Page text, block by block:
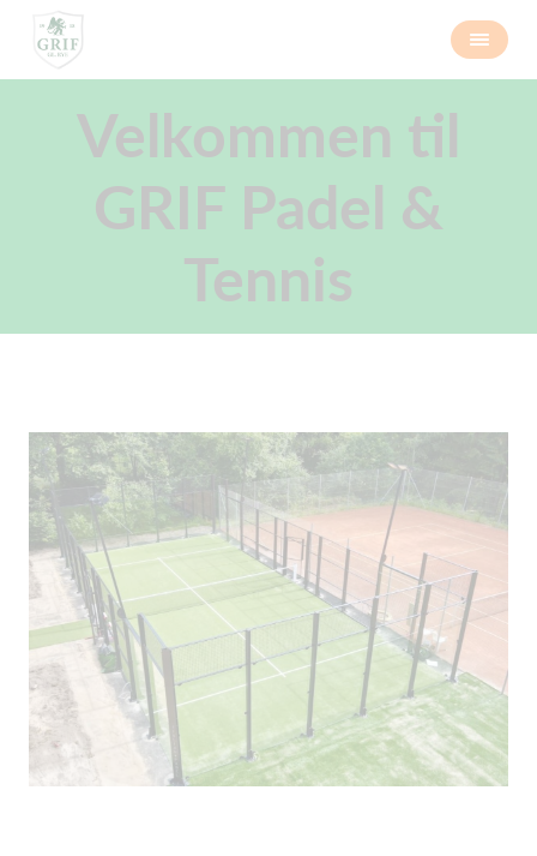
Velkommen til
GRIF Padel &
Tennis